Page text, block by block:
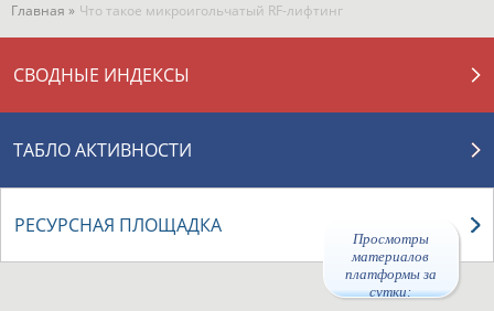
Просмотры
материалов
платформы за
сутки:
Главная » Что такое микроигольчатый RF-лифтинг
СВОДНЫЕ ИНДЕКСЫ
ТАБЛО АКТИВНОСТИ
РЕСУРСНАЯ ПЛОЩАДКА